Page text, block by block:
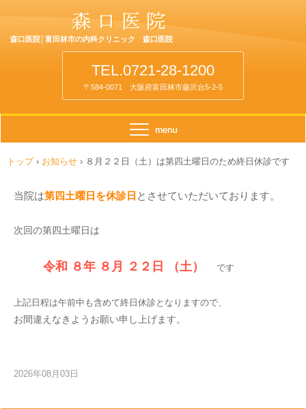
森口医院│富田林市の内科クリニック 森口医院
TEL.0721-28-1200
〒584-0071 大阪府富田林市藤沢台5-2-5
トップ › お知らせ › ８月２２日（土）は第四土曜日のため終日休診です
当院は第四土曜日を休診日 とさせていただいております。
次回の第四土曜日は
令和 ８年 ８ 月 ２２ 日 （土） です
上記日程は午前中も含めて終日休診となりますので、
お間違えなきようお願い申し上げます。
2026年08月03日